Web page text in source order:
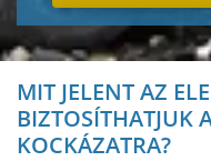
MIT JELENT AZ
BIZTOSÍTHATJUK
KOCKÁZATRA?